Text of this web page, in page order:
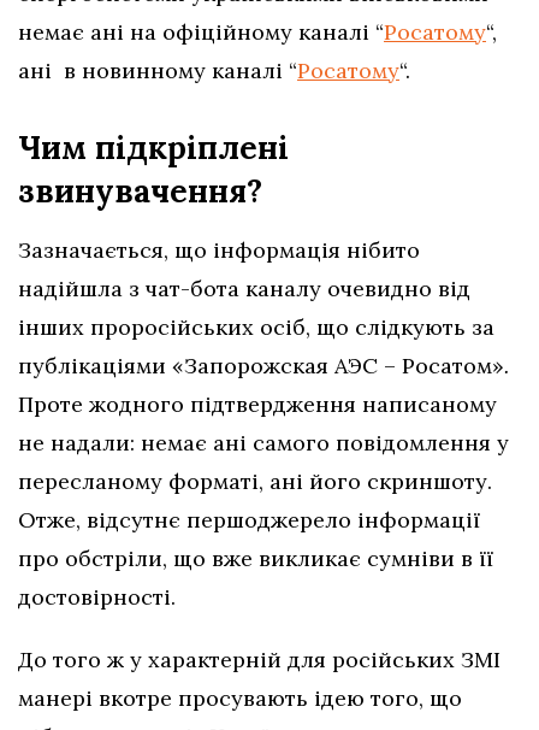
немає ані на офіційному каналі “Росатому“,
ані в новинному каналі “Росатому“.
Чим підкріплені
звинувачення?
Зазначається, що інформація нібито
надійшла з чат-бота каналу очевидно від
інших проросійських осіб, що слідкують за
публікаціями «Запорожская АЭС – Росатом».
Проте жодного підтвердження написаному
не надали: немає ані самого повідомлення у
пересланому форматі, ані його скриншоту.
Отже, відсутнє першоджерело інформації
про обстріли, що вже викликає сумніви в її
достовірності.
До того ж у характерній для російських ЗМІ
манері вкотре просувають ідею того, що